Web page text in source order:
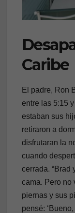
Caribe
El padre, Ron
entre las 5:15
estaban sus
retiraron a
disfrutaran la
cuando
cerrada. “Brad
cama. Pero
piernas y sus
pensé: